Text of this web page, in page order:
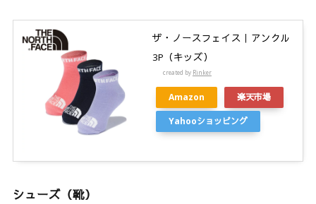
ザ・ノースフェイス｜アンクル
3P（キッズ）
created by Rinker
Amazon
楽天市場
Yahooショッピング
シューズ（靴）